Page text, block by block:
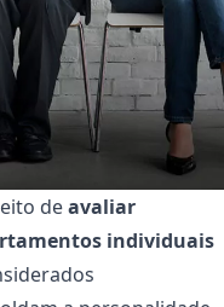
deavaliar
individuais